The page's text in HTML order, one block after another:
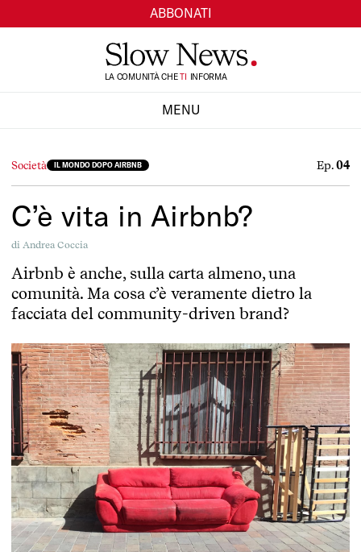
ABBONATI
LA COMUNITÀ CHETI INFORMA
MENU
Società IL MONDO DOPO AIRBNB Ep.04
C’è vita in Airbnb?
di Andrea Coccia
Airbnb è anche, sulla carta almeno, una
comunità. Ma cosa c’è veramente dietro la
facciata del community-driven brand?